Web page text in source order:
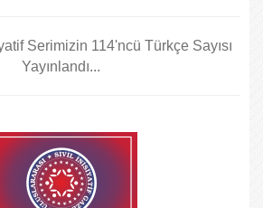
Serimizin 114'ncü Türkçe Sayısı
Yayınlandı...